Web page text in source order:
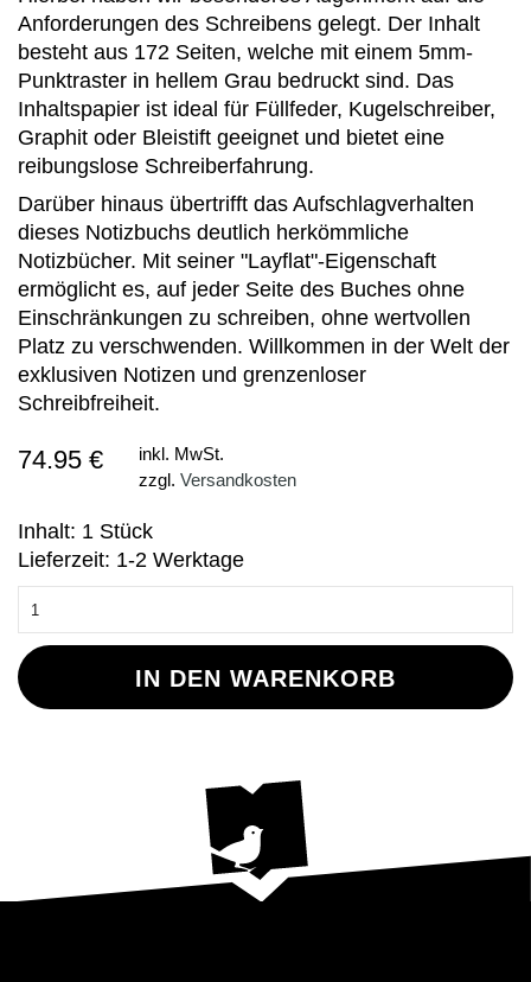
Anforderungen des Schreibens gelegt. Der Inhalt
besteht aus 172 Seiten, welche mit einem 5mm-
Punktraster in hellem Grau bedruckt sind. Das
Inhaltspapier ist ideal für Füllfeder, Kugelschreiber,
Graphit oder Bleistift geeignet und bietet eine
reibungslose Schreiberfahrung.
Darüber hinaus übertrifft das Aufschlagverhalten
dieses Notizbuchs deutlich herkömmliche
Notizbücher. Mit seiner "Layflat"-Eigenschaft
ermöglicht es, auf jeder Seite des Buches ohne
Einschränkungen zu schreiben, ohne wertvollen
Platz zu verschwenden. Willkommen in der Welt der
exklusiven Notizen und grenzenloser
Schreibfreiheit.
74.95 €
inkl. MwSt.
zzgl. Versandkosten
Inhalt: 1 Stück
Lieferzeit: 1-2 Werktage